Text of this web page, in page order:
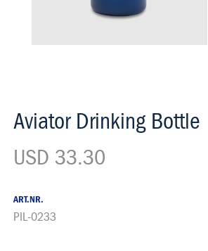
Aviator Drinking Bottle
USD 33.30
ART.NR.
PIL-0233